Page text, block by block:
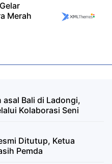
Merah
Bali di Ladongi,
Kolaborasi Seni
Ditutup, Ketua
Pemda